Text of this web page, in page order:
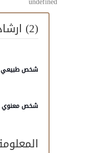
(2) ارشادات خاصة بطالب المعلومة
شخص طبيعي
شخص معنوي